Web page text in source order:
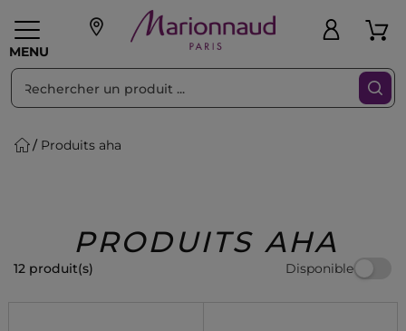
MENU
personnalisés
Beauty
Produits aha
PRODUITS AHA
12 produit(s) Disponible
Trier par Filtres